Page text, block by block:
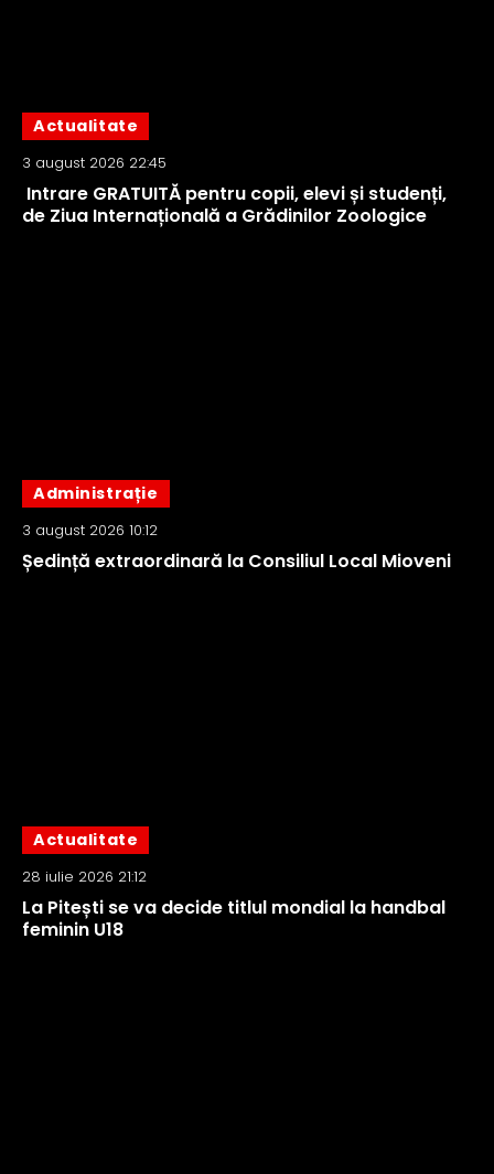
Actualitate
3 august 2026 22:45
Intrare GRATUITĂ pentru copii, elevi și studenți,
de Ziua Internațională a Grădinilor Zoologice
Administrație
3 august 2026 10:12
Ședință extraordinară la Consiliul Local Mioveni
Actualitate
28 iulie 2026 21:12
La Pitești se va decide titlul mondial la handbal
feminin U18